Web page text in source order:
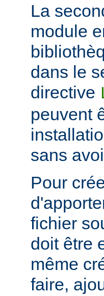
La
module
dans le
directive
peuvent
sans
Pour
fichier
doit être
même
faire,